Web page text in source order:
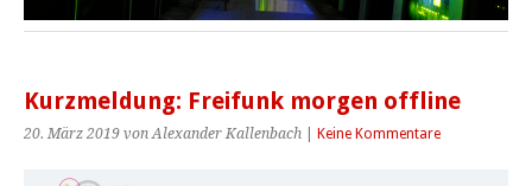
Kurzmeldung: Freifunk morgen offline
20. März 2019 von Alexander Kallenbach Keine Kommentare